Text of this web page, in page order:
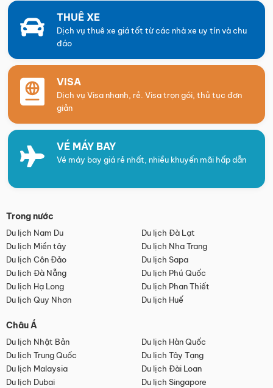
THUÊ XE
Dịch vụ thuê xe giá tốt từ các nhà xe uy tín và chu
đáo
VISA
Dịch vụ Visa nhanh, rẻ. Visa trọn gói, thủ tục đơn
giản
VÉ MÁY BAY
Vé máy bay giá rẻ nhất, nhiều khuyến mãi hấp dẫn
Trong nước
Du lịch Nam Du
Du lịch Đà Lạt
Du lịch Miền tây
Du lịch Nha Trang
Du lịch Côn Đảo
Du lịch Sapa
Du lịch Đà Nẵng
Du lịch Phú Quốc
Du lịch Hạ Long
Du lịch Phan Thiết
Du lịch Quy Nhơn
Du lịch Huế
Châu Á
Du lịch Nhật Bản
Du lịch Hàn Quốc
Du lịch Trung Quốc
Du lịch Tây Tạng
Du lịch Malaysia
Du lịch Đài Loan
Du lịch Dubai
Du lịch Singapore